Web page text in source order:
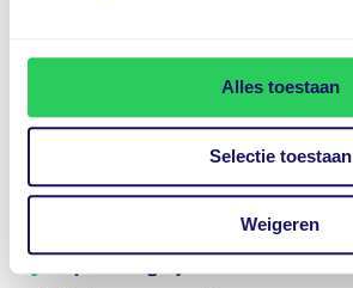
Alles toestaan
Selectie toestaan
Weigeren
Hoofd airbag(s) voor
Keyless start
Kruisend verkeer detectie
LED achterlichten